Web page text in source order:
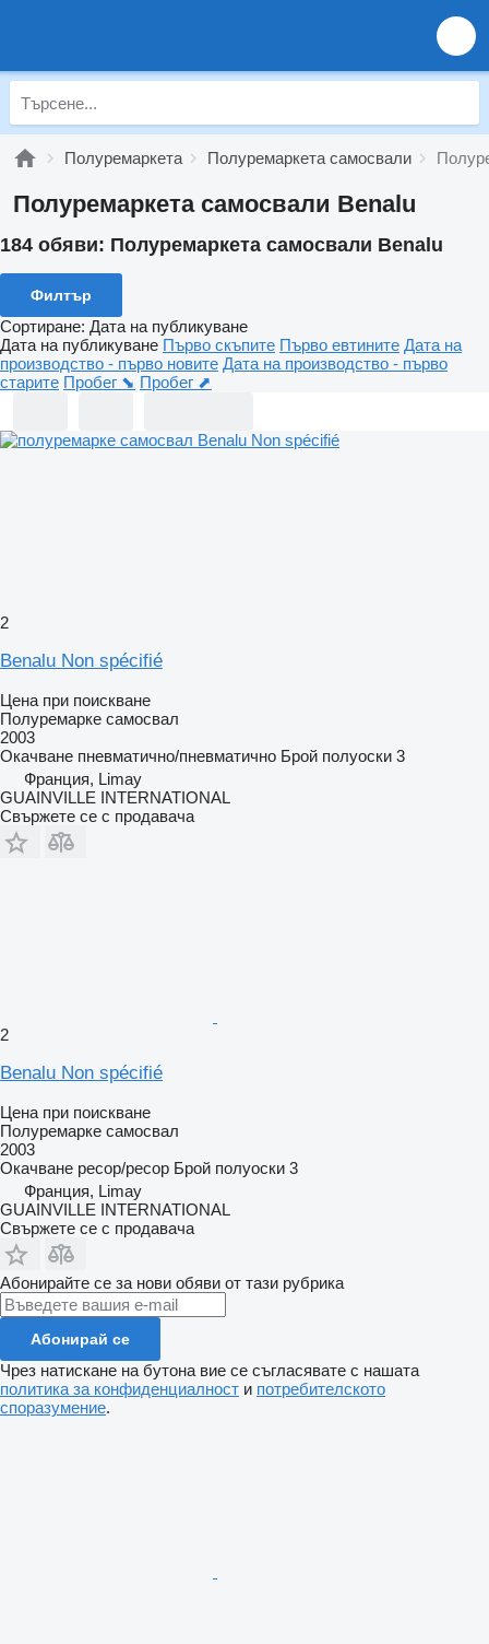
Полуремаркета Полуремаркета самосвали
Полуремаркета самосвали Benalu
184 обяви: Полуремаркета самосвали Benalu
Филтър
Сортиране: Дата на публикуване
Дата на публикуване Първо скъпите Първо евтините Дата на
производство - първо новите Дата на производство - първо
старите Пробег ⬊ Пробег ⬈
2
Benalu Non spécifié
Цена при поискване
Полуремарке самосвал
2003
Окачване пневматично/пневматично Брой полуоски 3
Франция, Limay
GUAINVILLE INTERNATIONAL
Свържете се с продавача
2
Benalu Non spécifié
Цена при поискване
Полуремарке самосвал
2003
Окачване ресор/ресор Брой полуоски 3
Франция, Limay
GUAINVILLE INTERNATIONAL
Свържете се с продавача
Абонирайте се за нови обяви от тази рубрика
Абонирай се
Чрез натискане на бутона вие се съгласявате с нашата
политика за конфиденциалност и потребителското
споразумение.